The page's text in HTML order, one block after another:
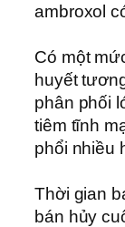
ambroxol
Có một
huyết
phân phối
tiêm tĩnh
phổi nhiều
Thời gian
bán hủy